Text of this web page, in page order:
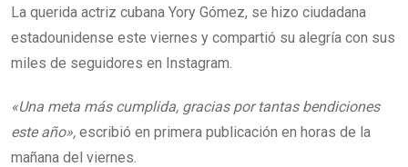
La querida actriz cubana Yory Gómez, se hizo ciudadana
estadounidense este viernes y compartió su alegría con sus
miles de seguidores en Instagram.
«Una meta más cumplida, gracias por tantas bendiciones
este año», escribió en primera publicación en horas de la
mañana del viernes.